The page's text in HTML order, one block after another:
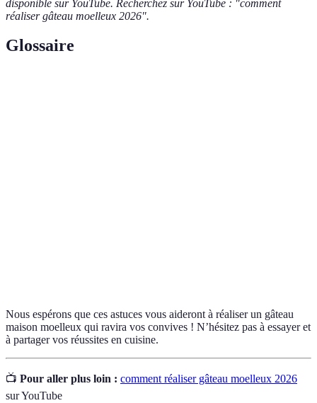
disponible sur YouTube. Recherchez sur YouTube : "comment
réaliser gâteau moelleux 2026".
Glossaire
Nous espérons que ces astuces vous aideront à réaliser un gâteau
maison moelleux qui ravira vos convives ! N’hésitez pas à essayer et
à partager vos réussites en cuisine.
📺 Pour aller plus loin : comment réaliser gâteau moelleux 2026
sur YouTube